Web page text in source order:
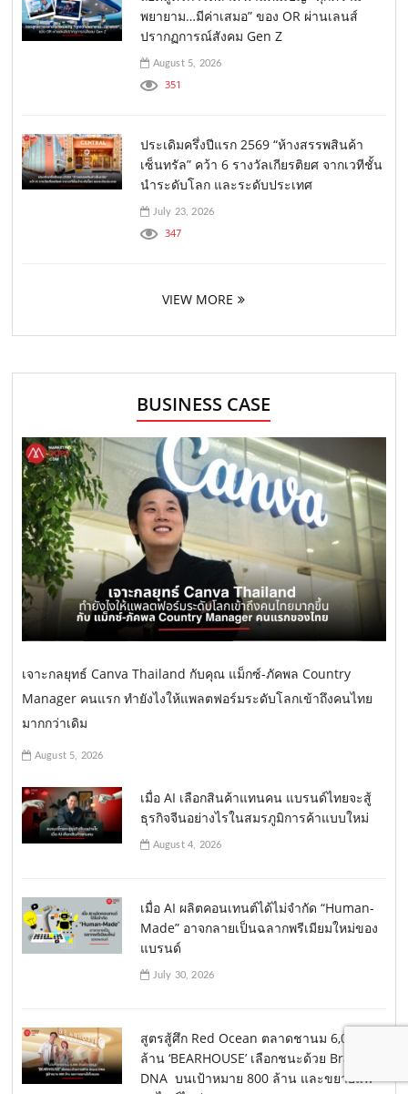
พยายาม…มีค่าเสมอ” ของ OR ผ่านเลนส์
ปรากฏการณ์สังคม Gen Z
August 5, 2026
351
ประเดิมครึ่งปีแรก 2569 “ห้างสรรพสินค้า
เซ็นทรัล” คว้า 6 รางวัลเกียรติยศ จากเวทีชั้น
นำระดับโลก และระดับประเทศ
July 23, 2026
347
VIEW MORE
BUSINESS CASE
เจาะกลยุทธ์ Canva Thailand กับคุณ แม็กซ์-ภัคพล Country
Manager คนแรก ทำยังไงให้แพลตฟอร์มระดับโลกเข้าถึงคนไทย
มากกว่าเดิม
August 5, 2026
เมื่อ AI เลือกสินค้าแทนคน แบรนด์ไทยจะสู้
ธุรกิจจีนอย่างไรในสมรภูมิการค้าแบบใหม่
August 4, 2026
เมื่อ AI ผลิตคอนเทนต์ได้ไม่จำกัด “Human-
Made” อาจกลายเป็นฉลากพรีเมียมใหม่ของ
แบรนด์
July 30, 2026
สูตรสู้ศึก Red Ocean ตลาดชานม 6,000
ล้าน ‘BEARHOUSE’ เลือกชนะด้วย Brand
DNA บนเป้าหมาย 800 ล้าน และขยายแฟ